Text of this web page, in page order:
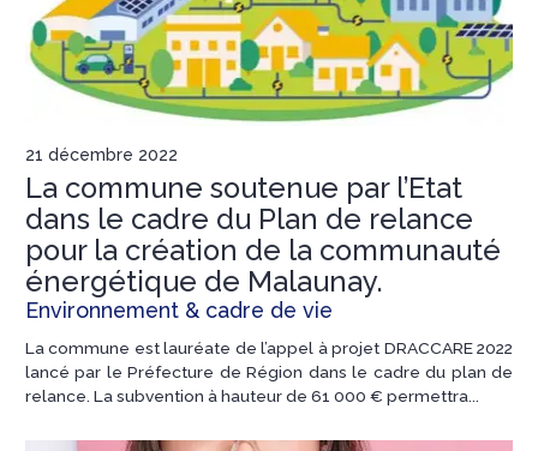
21 décembre 2022
La commune soutenue par l’Etat
dans le cadre du Plan de relance
pour la création de la communauté
énergétique de Malaunay.
Environnement & cadre de vie
La commune est lauréate de l’appel à projet DRACCARE 2022
lancé par le Préfecture de Région dans le cadre du plan de
relance. La subvention à hauteur de 61 000 € permettra...